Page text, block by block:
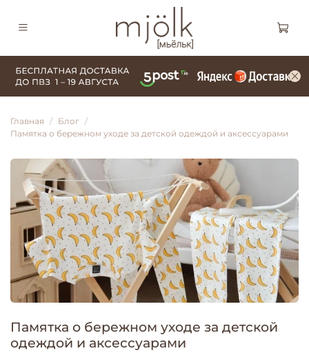
Главная
Блог
Памятка о бережном уходе за детской одеждой и аксессуарами
Памятка о бережном уходе за детской
одеждой и аксессуарами